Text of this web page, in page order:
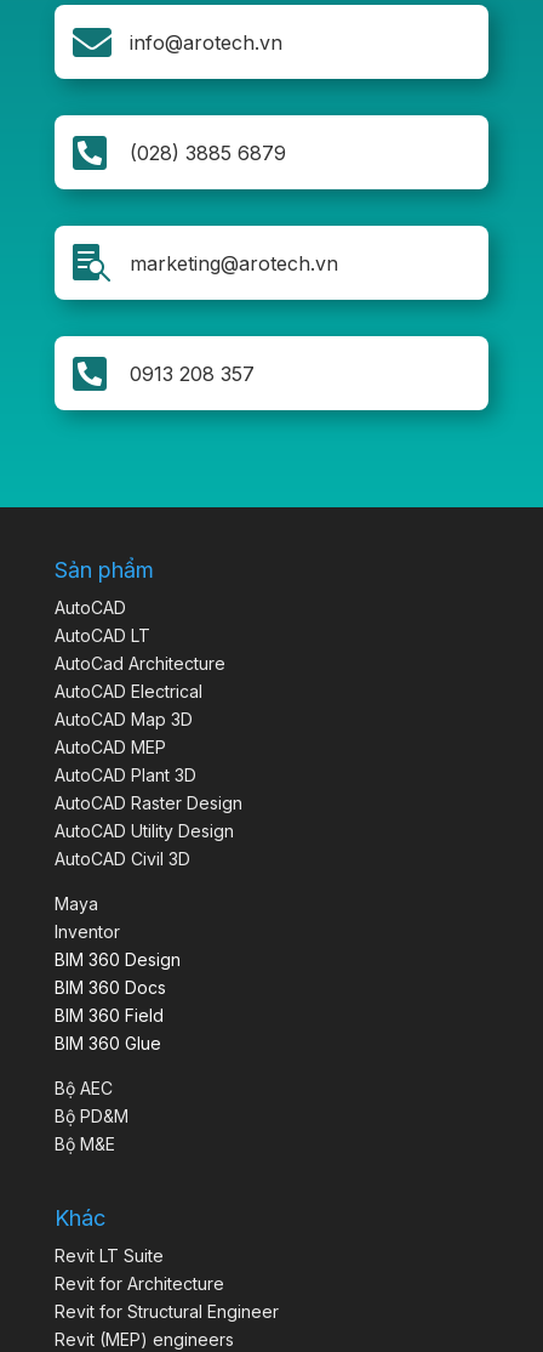
 info@arotech.vn
 (028) 3885 6879
 marketing@arotech.vn
 0913 208 357
Sản phẩm
AutoCAD
AutoCAD LT
AutoCad Architecture
AutoCAD Electrical
AutoCAD Map 3D
AutoCAD MEP
AutoCAD Plant 3D
AutoCAD Raster Design
AutoCAD Utility Design
AutoCAD Civil 3D
Maya
Inventor
BIM 360 Design
BIM 360 Docs
BIM 360 Field
BIM 360 Glue
Bộ AEC
Bộ PD&M
Bộ M&E
Khác
Revit LT Suite
Revit for Architecture
Revit for Structural Engineer
Revit (MEP) engineers